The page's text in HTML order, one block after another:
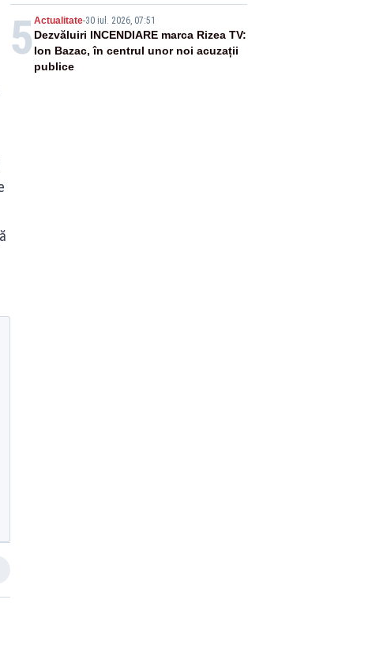
5 Actualitate-30 iul. 2026, 07:51
Dezvăluiri INCENDIARE marca Rizea TV:
Ion Bazac, în centrul unor noi acuzații
publice